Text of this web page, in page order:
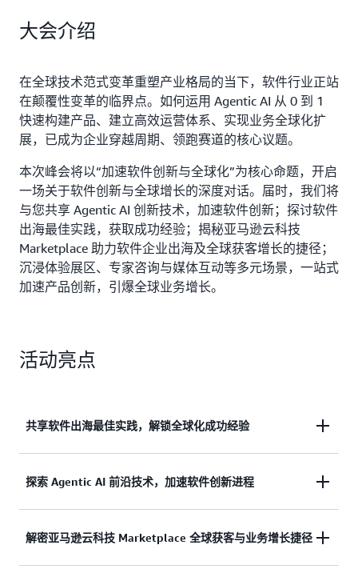
大会介绍
在全球技术范式变革重塑产业格局的当下，软件行业正站
在颠覆性变革的临界点。如何运用 Agentic AI 从 0 到 1
快速构建产品、建立高效运营体系、实现业务全球化扩
展，已成为企业穿越周期、领跑赛道的核心议题。
本次峰会将以“加速软件创新与全球化”为核心命题，开启
一场关于软件创新与全球增长的深度对话。届时，我们将
与您共享 Agentic AI 创新技术，加速软件创新；探讨软件
出海最佳实践，获取成功经验；揭秘亚马逊云科技
Marketplace 助力软件企业出海及全球获客增长的捷径；
沉浸体验展区、专家咨询与媒体互动等多元场景，一站式
加速产品创新，引爆全球业务增长。
活动亮点
共享软件出海最佳实践，解锁全球化成功经验
系统解析企业出海面临的挑战与机遇，提供可复用的
探索 Agentic AI 前沿技术，加速软件创新进程
深入解读 Agentic AI 最新发展趋势，分享如何借助 AI
解密亚马逊云科技 Marketplace 全球获客与业务增长捷径